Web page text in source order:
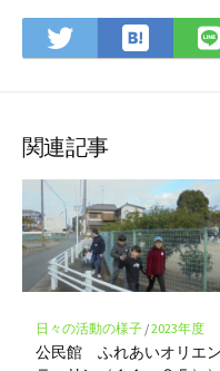
Twitter
で
ア
は
て
マ
ー
ク
に
保
存
関連記事
日々の活動の様子/2023年度
公民館 ふれあいオリエン